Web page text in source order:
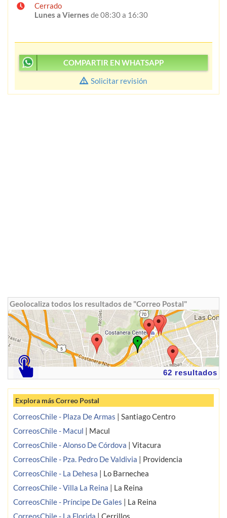
Cerrado
Lunes a Viernes de 08:30 a 16:30
COMPARTIR EN WHATSAPP
Solicitar revisión
Geolocaliza todos los resultados de "Correo Postal"
62 resultados
Explora más Correo Postal
CorreosChile - Plaza De Armas | Santiago Centro
CorreosChile - Macul | Macul
CorreosChile - Alonso De Córdova | Vitacura
CorreosChile - Pza. Pedro De Valdivia | Providencia
CorreosChile - La Dehesa | Lo Barnechea
CorreosChile - Villa La Reina | La Reina
CorreosChile - Príncipe De Gales | La Reina
CorreosChile - La Florida | Cerrillos